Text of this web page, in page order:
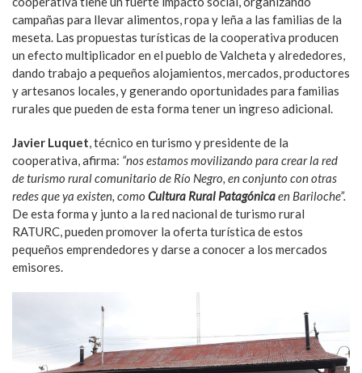
campañas para llevar alimentos, ropa y leña a las familias de la
meseta. Las propuestas turísticas de la cooperativa producen
un efecto multiplicador en el pueblo de Valcheta y alrededores,
dando trabajo a pequeños alojamientos, mercados, productores
y artesanos locales, y generando oportunidades para familias
rurales que pueden de esta forma tener un ingreso adicional.
Javier Luquet, técnico en turismo y presidente de la
cooperativa, afirma: “nos estamos movilizando para crear la red
de turismo rural comunitario de Río Negro, en conjunto con otras
redes que ya existen, como Cultura Rural Patagónicaen Bariloche”.
De esta forma y junto a la red nacional de turismo rural
RATURC, pueden promover la oferta turística de estos
pequeños emprendedores y darse a conocer a los mercados
emisores.